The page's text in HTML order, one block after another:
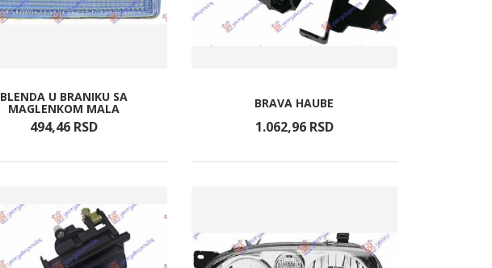
BLENDA U BRANIKU SA
MAGLENKOM MALA
494,46 RSD
BRAVA HAUBE
1.062,96 RSD